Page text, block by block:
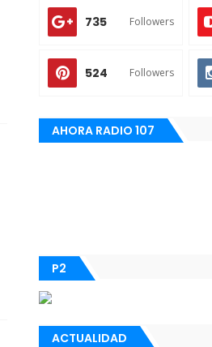
735 Followers
524 Followers
AHORA RADIO 107
P2
ACTUALIDAD